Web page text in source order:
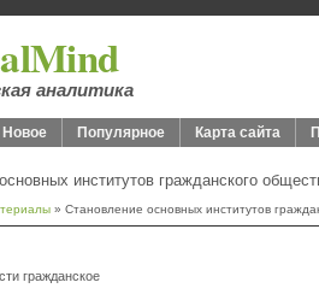
аналитика
Новое Популярное Карта сайта
институтов гражданского
» Становление основных институтов
гражданское